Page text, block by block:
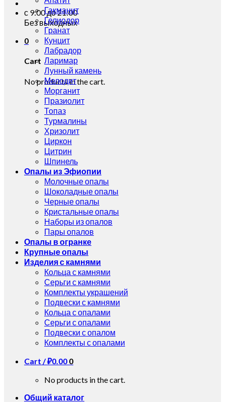
с 9:00 до 21:00
Без выходных
0
Cart
No products in the cart.
Гакманит
Гелиодор
Гранат
Кунцит
Лабрадор
Ларимар
Лунный камень
Мелодит
Морганит
Празиолит
Топаз
Турмалины
Хризолит
Циркон
Цитрин
Шпинель
Опалы из Эфиопии
Молочные опалы
Шоколадные опалы
Черные опалы
Кристальные опалы
Наборы из опалов
Пары опалов
Опалы в огранке
Крупные опалы
Изделия с камнями
Кольца с камнями
Серьги с камнями
Комплекты украшений
Подвески с камнями
Кольца с опалами
Серьги с опалами
Подвески с опалом
Комплекты с опалами
Cart /₽0.00 0
No products in the cart.
Общий каталог